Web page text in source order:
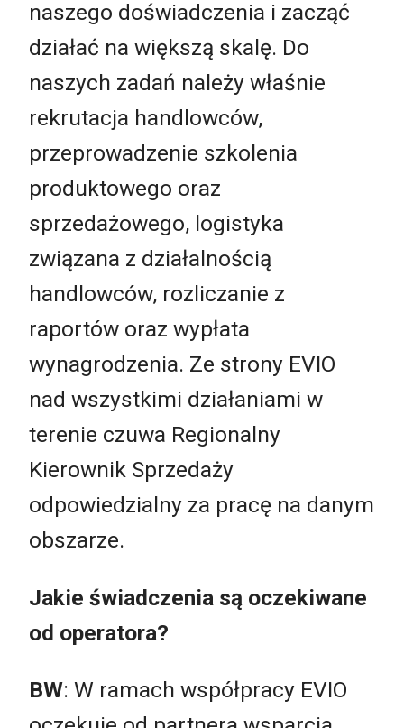
naszego doświadczenia i zacząć
działać na większą skalę. Do
naszych zadań należy właśnie
rekrutacja handlowców,
przeprowadzenie szkolenia
produktowego oraz
sprzedażowego, logistyka
związana z działalnością
handlowców, rozliczanie z
raportów oraz wypłata
wynagrodzenia. Ze strony EVIO
nad wszystkimi działaniami w
terenie czuwa Regionalny
Kierownik Sprzedaży
odpowiedzialny za pracę na danym
obszarze.
Jakie świadczenia są oczekiwane
od operatora?
BW: W ramach współpracy EVIO